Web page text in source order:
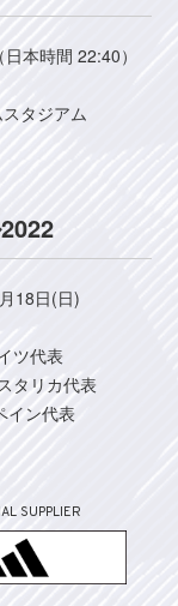
本時間 22:40）
タジアム
18日(日)
ツ代表
タリカ代表
ン代表
SUPPLIER